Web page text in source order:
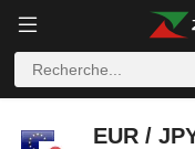
EUR / JPY
EUR /